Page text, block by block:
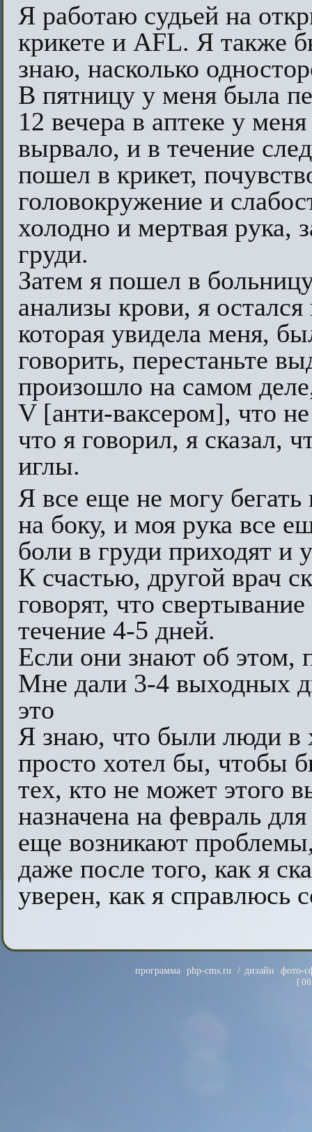
Я работаю судьей на
крикете и AFL. Я также
знаю, насколько
В пятницу у меня была
12 вечера в аптеке у
вырвало, и в течение
пошел в крикет,
головокружение и
холодно и мертвая рука,
груди.
Затем я пошел в
анализы крови, я
которая увидела меня,
говорить, перестаньте
произошло на самом
V [анти-ваксером], что
что я говорил, я сказал,
иглы.
Я все еще не могу
на боку, и моя рука все
боли в груди приходят и
К счастью, другой врач
говорят, что
течение 4-5 дней.
Если они знают об этом,
Мне дали 3-4 выходных
это
Я знаю, что были люди в
просто хотел бы, чтобы
тех, кто не может этого
назначена на февраль
еще возникают
даже после того, как я
уверен, как я справлюсь
программа php-cms.ru / дизайн
фото-
[